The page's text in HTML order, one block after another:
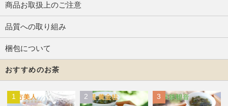
商品お取扱上のご注意
品質への取り組み
梱包について
おすすめのお茶
1 2 3